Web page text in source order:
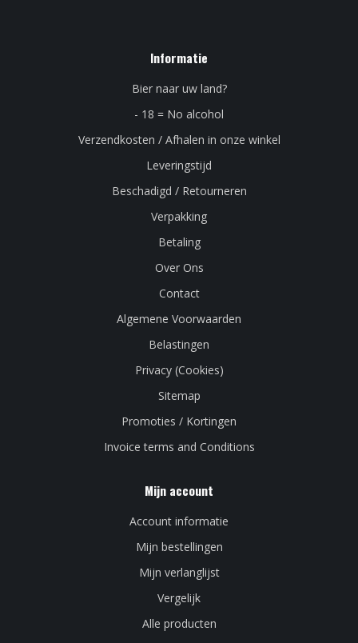
Informatie
Bier naar uw land?
- 18 = No alcohol
Verzendkosten / Afhalen in onze winkel
Leveringstijd
Beschadigd / Retourneren
Verpakking
Betaling
Over Ons
Contact
Algemene Voorwaarden
Belastingen
Privacy (Cookies)
Sitemap
Promoties / Kortingen
Invoice terms and Conditions
Mijn account
Account informatie
Mijn bestellingen
Mijn verlanglijst
Vergelijk
Alle producten